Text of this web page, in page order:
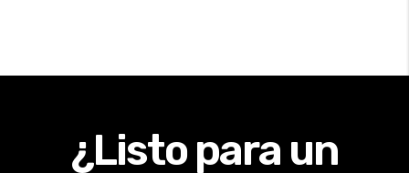
¿Listo para un